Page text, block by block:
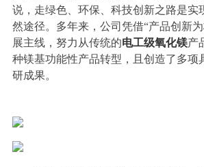
说，走绿色、环保、科技创新之路是实
然途径。多年来，公司凭借“产品创新
展主线，努力从传统的电工级氧化镁产
种镁基功能性产品转型，且创造了多项
研成果。